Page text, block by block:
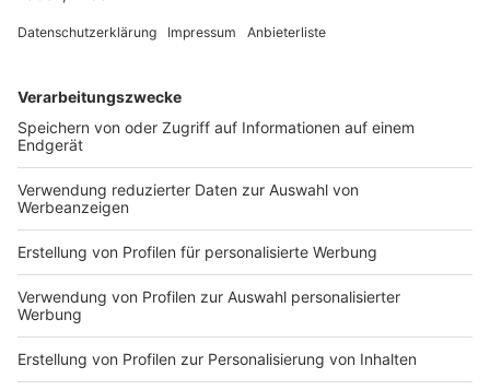
Gästeappartement teilen oder den Hobbykeller,
den Partyraum."
Auch Häuser, die nach dem Auszug der Kinder
verkleinert werden können, kann sich die Architektin
vorstellen. Anstatt neue Baugebiete zu erschließen,
könne darüber nachgedacht werden, auf schon
bestehende Häuser eine weitere Etage draufzusetzen,
wenn das die Statik erlaubt. So könnte die Fläche, die
durch Neubauprojekte gerade in städtischen Gebieten
immer mehr versiegelt würde, reduziert werden.